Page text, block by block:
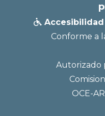
 Accesibilidad
Conforme a
Autorizado
OCE-